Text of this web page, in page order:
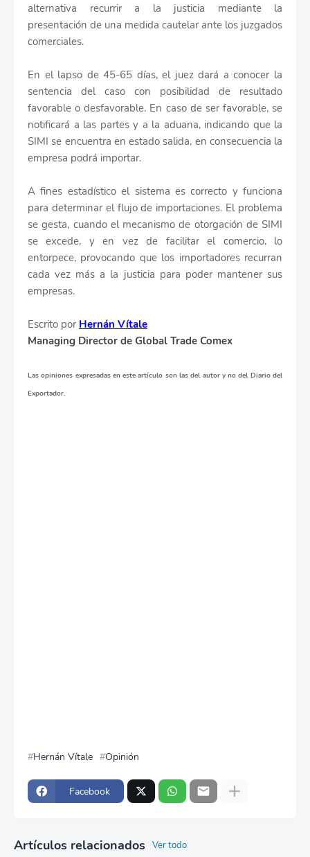
alternativa recurrir a la justicia mediante la
presentación de una medida cautelar ante los juzgados
comerciales.
En el lapso de 45-65 días, el juez dará a conocer la
sentencia del caso con posibilidad de resultado
favorable o desfavorable. En caso de ser favorable, se
notificará a las partes y a la aduana, indicando que la
SIMI se encuentra en estado salida, en consecuencia la
empresa podrá importar.
A fines estadístico el sistema es correcto y funciona
para determinar el flujo de importaciones. El problema
se gesta, cuando el mecanismo de otorgación de SIMI
se excede, y en vez de facilitar el comercio, lo
entorpece, provocando que los importadores recurran
cada vez más a la justicia para poder mantener sus
empresas.
Escrito por Hernán Vítale
Managing Director de Global Trade Comex
Las opiniones expresadas en este artículo son las del autor y no del Diario del
Exportador.
Hernán Vítale Opinión
Facebook
Artículos relacionados Ver todo